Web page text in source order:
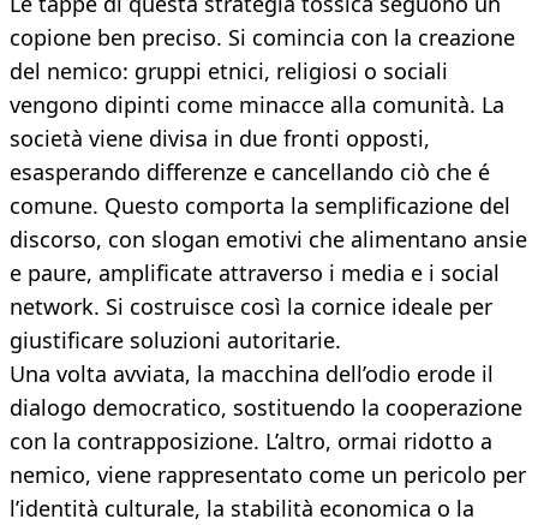
copione ben preciso. Si comincia con la creazione
del nemico: gruppi etnici, religiosi o sociali
vengono dipinti come minacce alla comunità. La
società viene divisa in due fronti opposti,
esasperando differenze e cancellando ciò che é
comune. Questo comporta la semplificazione del
discorso, con slogan emotivi che alimentano ansie
e paure, amplificate attraverso i media e i social
network. Si costruisce così la cornice ideale per
giustificare soluzioni autoritarie.
Una volta avviata, la macchina dell’odio erode il
dialogo democratico, sostituendo la cooperazione
con la contrapposizione. L’altro, ormai ridotto a
nemico, viene rappresentato come un pericolo per
l’identità culturale, la stabilità economica o la